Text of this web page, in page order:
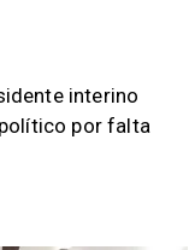
interino
por falta